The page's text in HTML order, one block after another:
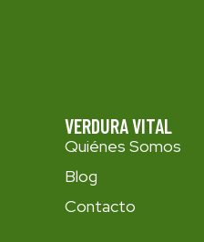
VERDURA VITAL
Quiénes Somos
Blog
Contacto